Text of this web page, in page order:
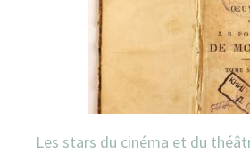
Les stars du cinéma et du